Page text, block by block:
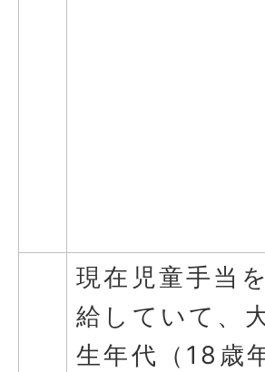
現在児童手当
給していて、
生年代（18歳